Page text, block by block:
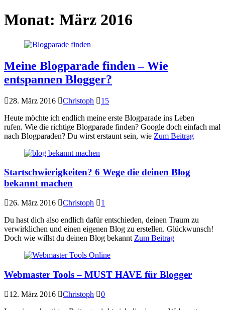
Monat: März 2016
Meine Blogparade finden – Wie
entspannen Blogger?
28. März 2016 Christoph
15
Heute möchte ich endlich meine erste Blogparade ins Leben
rufen. Wie die richtige Blogparade finden? Google doch einfach mal
nach Blogparaden? Du wirst erstaunt sein, wie Zum Beitrag
Startschwierigkeiten? 6 Wege die deinen Blog
bekannt machen
26. März 2016 Christoph
1
Du hast dich also endlich dafür entschieden, deinen Traum zu
verwirklichen und einen eigenen Blog zu erstellen. Glückwunsch!
Doch wie willst du deinen Blog bekannt Zum Beitrag
Webmaster Tools – MUST HAVE für Blogger
12. März 2016 Christoph
0